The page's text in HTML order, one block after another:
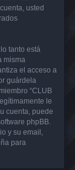
usted
tanto está
misma
el acceso a
guárdela
“CLUB
le
cuenta, puede
phpBB.
y su email,
para